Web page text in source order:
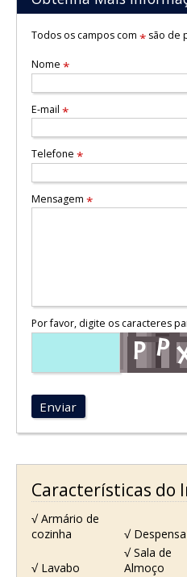
Todos os campos com *são de
Nome *
E-mail *
Telefone *
Mensagem *
Por favor, digite os caracteres
Enviar
Características do
√ Armário de
cozinha
√ Despensa
√ Lavabo
√ Sala de
Almoço